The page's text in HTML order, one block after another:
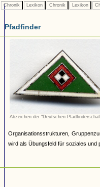
Chronik Lexikon Chronik Lexikon
Pfadfinder
Abzeichen der "Deutschen
Organisationsstrukturen,
wird als Übungsfeld für soziales und